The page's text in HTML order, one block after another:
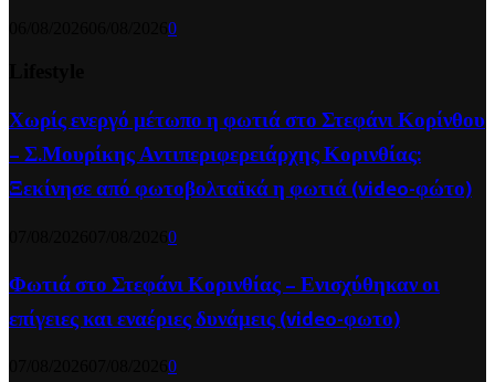
0
Χωρίς ενεργό μέτωπο η φωτιά στο Στεφάνι Κορίνθου
– Σ.Μουρίκης Αντιπεριφερειάρχης Κορινθίας:
Ξεκίνησε από φωτοβολταϊκά η φωτιά (video-φώτο)
0
Φωτιά στο Στεφάνι Κορινθίας – Ενισχύθηκαν οι
επίγειες και εναέριες δυνάμεις (video-φωτο)
0